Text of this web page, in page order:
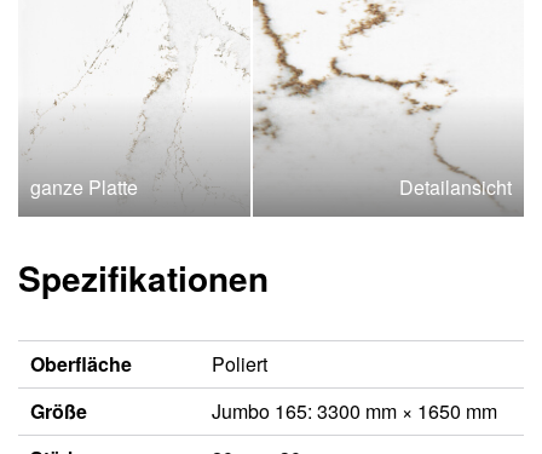
ganze Platte Detailansicht
Spezifikationen
Oberfläche
Poliert
Größe
Jumbo 165: 3300 mm × 1650 mm